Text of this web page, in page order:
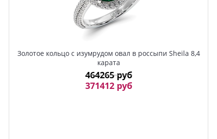
Золотое кольцо с изумрудом овал в россыпи Sheila 8,4
карата
464265 руб
371412 руб